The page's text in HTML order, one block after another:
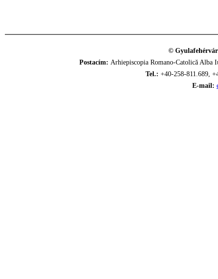
©
Postacím: Arhiepiscopia Romano-Catolică
Tel.: +40-258-811.689,
E-mail: